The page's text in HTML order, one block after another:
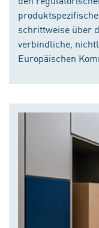
schrittweise über
verbindliche,
Europäischen